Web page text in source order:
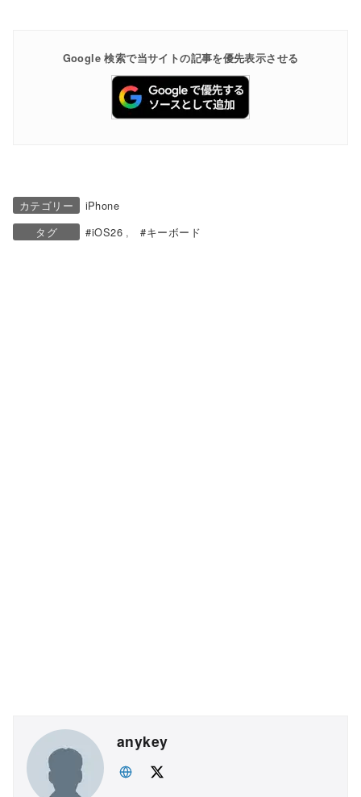
Google 検索で当サイトの記事を優先表示させる
カテゴリー
iPhone
タグ
iOS26 キーボード
anykey